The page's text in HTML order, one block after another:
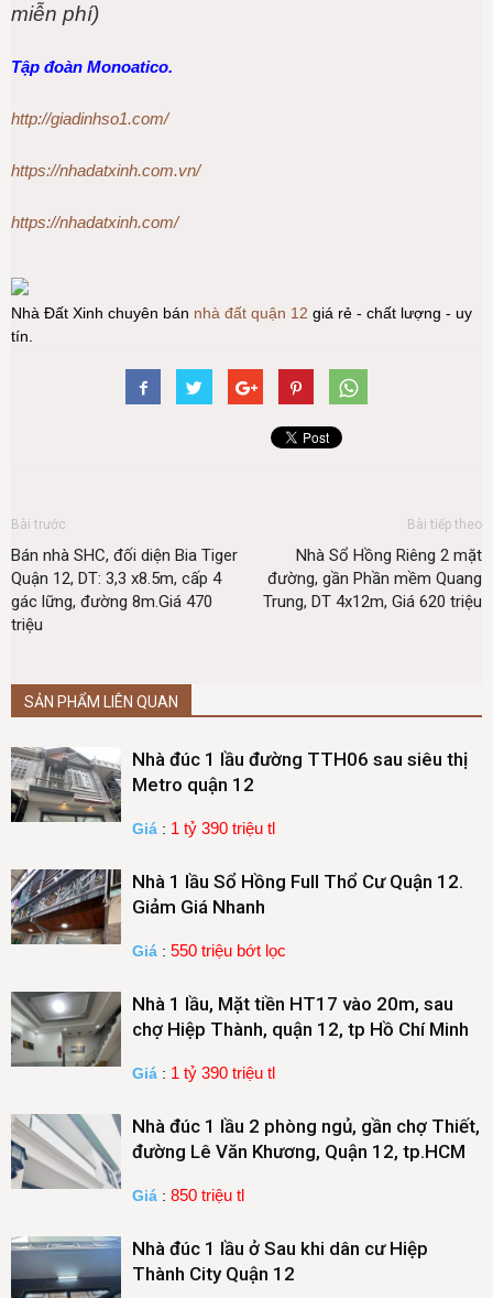
miễn phí)
Tập đoàn Monoatico.
http://giadinhso1.com/
https://nhadatxinh.com.vn/
https://nhadatxinh.com/
Nhà Đất Xinh chuyên bán nhà đất quận 12 giá rẻ - chất lượng - uy
tín.
Bài trước
Bán nhà SHC, đối diện Bia Tiger
Quận 12, DT: 3,3 x8.5m, cấp 4
gác lững, đường 8m.Giá 470
triệu
Bài tiếp theo
Nhà Sổ Hồng Riêng 2 mặt
đường, gần Phần mềm Quang
Trung, DT 4x12m, Giá 620 triệu
SẢN PHẨM LIÊN QUAN
Nhà đúc 1 lầu đường TTH06 sau siêu thị
Metro quận 12
Giá : 1 tỷ 390 triệu tl
Nhà 1 lầu Sổ Hồng Full Thổ Cư Quận 12.
Giảm Giá Nhanh
Giá : 550 triệu bớt lọc
Nhà 1 lầu, Mặt tiền HT17 vào 20m, sau
chợ Hiệp Thành, quận 12, tp Hồ Chí Minh
Giá : 1 tỷ 390 triệu tl
Nhà đúc 1 lầu 2 phòng ngủ, gần chợ Thiết,
đường Lê Văn Khương, Quận 12, tp.HCM
Giá : 850 triệu tl
Nhà đúc 1 lầu ở Sau khi dân cư Hiệp
Thành City Quận 12